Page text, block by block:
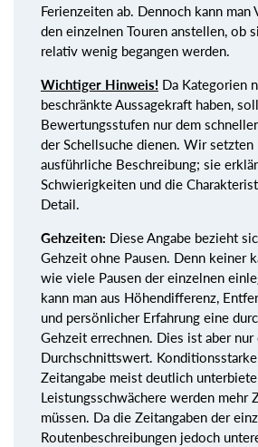
Ferienzeiten ab. Dennoch kann man
den einzelnen Touren anstellen, ob
relativ wenig begangen werden.
Wichtiger Hinweis! Da Kategorien
beschränkte Aussagekraft haben,
Bewertungsstufen nur dem
der Schellsuche dienen. Wir setzten
ausführliche Beschreibung; sie
Schwierigkeiten und die
Detail.
Gehzeiten: Diese Angabe bezieht
Gehzeit ohne Pausen. Denn keiner
wie viele Pausen der einzelnen
kann man aus Höhendifferenz,
und persönlicher Erfahrung eine
Gehzeit errechnen. Dies ist aber nur
Durchschnittswert.
Zeitangabe meist deutlich
Leistungsschwächere werden mehr
müssen. Da die Zeitangaben der
Routenbeschreibungen jedoch